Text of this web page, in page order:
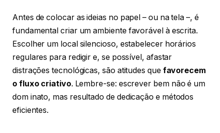
Antes de colocar as ideias no papel – ou na tela –, é
fundamental criar um ambiente favorável à escrita.
Escolher um local silencioso, estabelecer horários
regulares para redigir e, se possível, afastar
distrações tecnológicas, são atitudes que favorecem
o fluxo criativo. Lembre-se: escrever bem não é um
dom inato, mas resultado de dedicação e métodos
eficientes.